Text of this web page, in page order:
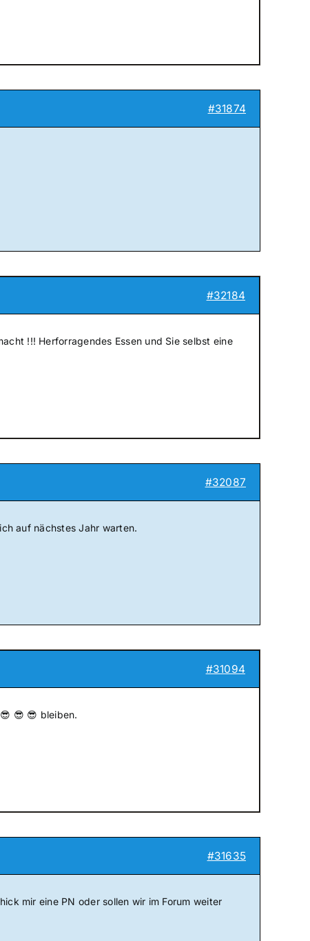
#31874
#32184
!!! Herforragendes Essen und Sie selbst eine
#32087
auf nächstes Jahr warten.
#31094
😎 😎 bleiben.
#31635
mir eine PN oder sollen wir im Forum weiter